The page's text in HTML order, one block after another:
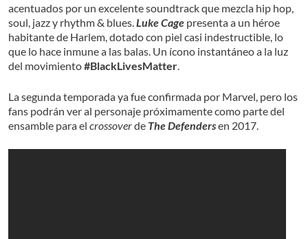
acentuados por un excelente soundtrack que mezcla hip hop,
soul, jazz y rhythm & blues.Luke Cage presenta a un héroe
habitante de Harlem, dotado con piel casi indestructible, lo
que lo hace inmune a las balas. Un ícono instantáneo a la luz
del movimiento#BlackLivesMatter.
La segunda temporada ya fue confirmada por Marvel, pero los
fans podrán ver al personaje próximamente como parte del
ensamble para el crossoverde The Defendersen 2017.